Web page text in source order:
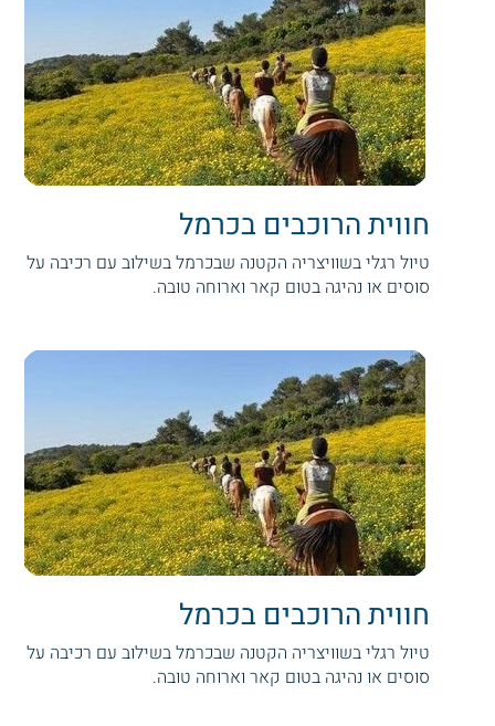
חווית הרוכבים בכרמל
טיול רגלי בשוויצריה הקטנה שבכרמל בשילוב עם רכיבה על
סוסים או נהיגה בטום קאר וארוחה טובה.
חווית הרוכבים בכרמל
טיול רגלי בשוויצריה הקטנה שבכרמל בשילוב עם רכיבה על
סוסים או נהיגה בטום קאר וארוחה טובה.